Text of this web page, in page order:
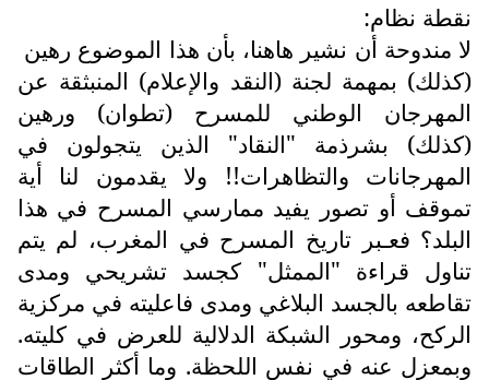
نقطة نظام:
لا مندوحة أن نشير هاهنا، بأن هذا الموضوع رهين
(كذلك) بمهمة لجنة (النقد والإعلام) المنبثقة عن
المهرجان الوطني للمسرح (تطوان) ورهين
(كذلك) بشرذمة "النقاد" الذين يتجولون في
المهرجانات والتظاهرات!! ولا يقدمون لنا أية
تموقف أو تصور يفيد ممارسي المسرح في هذا
البلد؟ فعـبر تاريخ المسرح في المغرب، لم يتم
تناول قراءة "الممثل" كجسد تشريحي ومدى
تقاطعه بالجسد البلاغي ومدى فاعليته في مركزية
الركح، ومحور الشبكة الدلالية للعرض في كليته.
وبمعزل عنه في نفس اللحظة. وما أكثر الطاقات